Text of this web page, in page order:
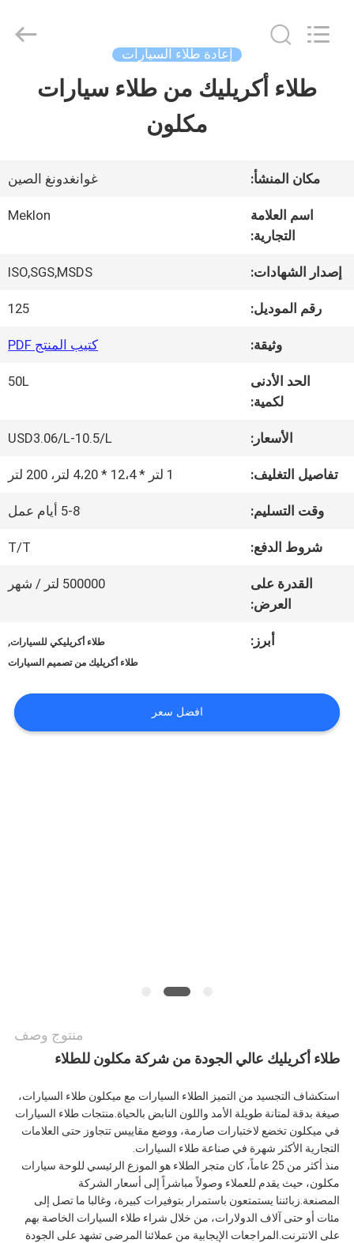
منزل
أشرطة
حول
المعمل
ضبط
الجودة
أخبار
Chemical
إعادة طلاء السيارات
طلاء أكريليك من طلاء سيارات
مكلون
مكان المنشأ: غوانغدونغ الصين
اسم العلامة
التجارية:
Meklon
إصدار الشهادات: ISO,SGS,MSDS
رقم الموديل: 125
وثيقة: كتيب المنتج PDF
الحد الأدنى
لكمية:
50L
الأسعار: USD3.06/L-10.5/L
تفاصيل التغليف: 1 لتر * 12،4 * 4،20 لتر، 200 لتر
وقت التسليم: 5-8 أيام عمل
شروط الدفع: T/T
القدرة على
العرض:
500000 لتر / شهر
أبرز: طلاء أكريليكي للسيارات,
طلاء أكريليك من تصميم السيارات
افضل سعر
منتوج وصف
طلاء أكريليك عالي الجودة من شركة مكلون للطلاء
استكشاف التجسيد من التميز الطلاء السيارات مع ميكلون طلاء السيارات،
صيغة بدقة لمتانة طويلة الأمد واللون النابض بالحياة.منتجات طلاء السيارات
في ميكلون تخضع لاختبارات صارمة، ووضع مقاييس تتجاوز حتى العلامات
التجارية الأكثر شهرة في صناعة طلاء السيارات.
منذ أكثر من 25 عاماً، كان متجر الطلاء هو الموزع الرئيسي للوحة سيارات
مكلون، حيث يقدم للعملاء وصولاً مباشراً إلى أسعار الشركة
المصنعة.زبائننا يستمتعون باستمرار بتوفيرات كبيرة، وغالبا ما تصل إلى
مئات أو حتى آلاف الدولارات، من خلال شراء طلاء السيارات الخاصة بهم
على الانترنت.المراجعات الإيجابية من عملائنا المرضى تشهد على الجودة